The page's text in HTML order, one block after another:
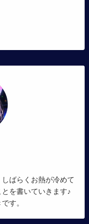
ばらくお熱が冷めて
を書いていきます♪
す。